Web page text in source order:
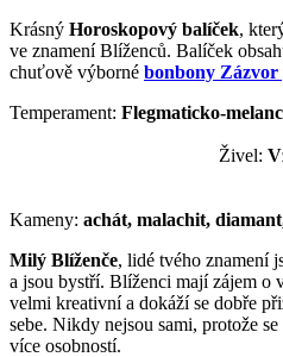
Krásný Horoskopový balíček,
ve znamení Blíženců. Balíček
chuťově výborné bonbony Zázvor
Temperament:
Živel:
Kameny: achát, malachit,
Milý Blíženče, lidé tvého znamení
a jsou bystří. Blíženci mají zájem o
velmi kreativní a dokáží se dobře
sebe. Nikdy nejsou sami, protože
více osobností.